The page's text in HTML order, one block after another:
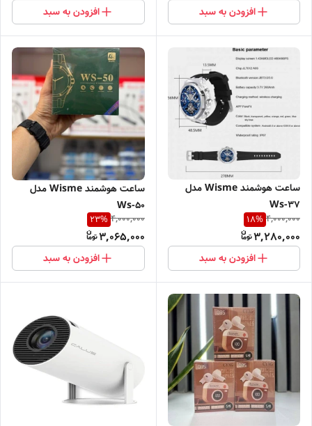
افزودن به سبد افزودن به سبد
ساعت هوشمند Wisme مدل
Ws-37
4,000,000
18%
3,280,000
افزودن به سبد
ساعت هوشمند Wisme مدل
Ws-50
4,000,000
23%
3,065,000
افزودن به سبد